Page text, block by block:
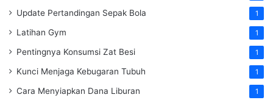
Update Pertandingan Sepak Bola 1
Latihan Gym 1
Pentingnya Konsumsi Zat Besi 1
Kunci Menjaga Kebugaran Tubuh 1
Cara Menyiapkan Dana Liburan 1